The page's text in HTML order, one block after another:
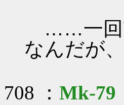
……一回
なんだが
708 ： Mk-79